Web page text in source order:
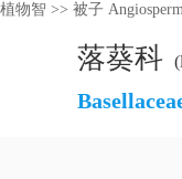
植物智 >> 被子
落葵科